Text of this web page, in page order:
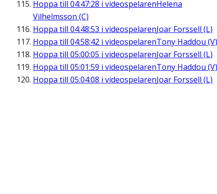
Hoppa till 04:47:28 i videospelarenHelena
Vilhelmsson (C)
Hoppa till 04:48:53 i videospelarenJoar Forssell (L)
Hoppa till 04:58:42 i videospelarenTony Haddou (V)
Hoppa till 05:00:05 i videospelarenJoar Forssell (L)
Hoppa till 05:01:59 i videospelarenTony Haddou (V)
Hoppa till 05:04:08 i videospelarenJoar Forssell (L)